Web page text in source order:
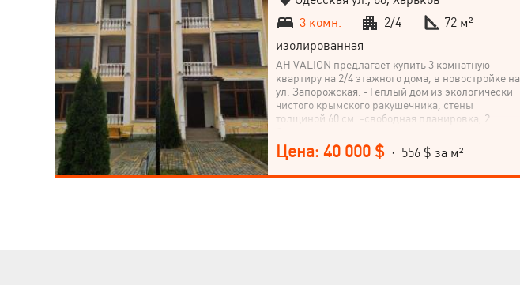
3 комн.
2/4
72 м²
изолированная
АН VALION предлагает купить 3 комнатную
квартиру на 2/4 этажного дома, в новостройке на
ул. Запорожская. -Теплый дом из экологически
чистого крымского ракушечника, стены
толщиной 60 см. -свободная планировка, 2
отопление -Входная металлическая дверь.
-Закрытый двор со своим паркингом, детской
Цена: 40 000 $ · 556 $ за м²